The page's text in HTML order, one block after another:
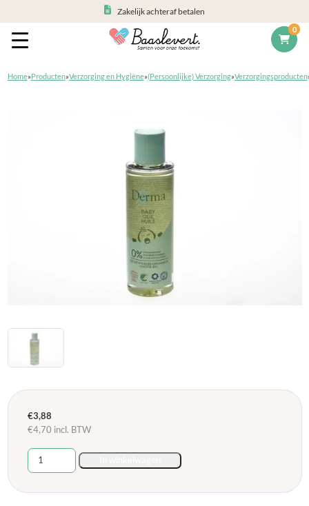
0
Zakelijk achteraf betalen
Home»Producten»Verzorging en Hygiëne»(Persoonlijke) Verzorging»Verzorgingsproducten
€3,88
€4,70 incl. BTW
Derma
Eco
olie